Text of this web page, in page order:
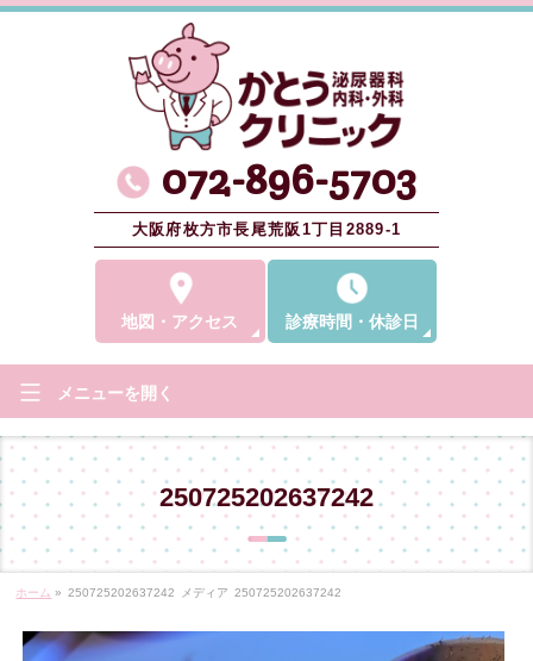
072-896-5703
大阪府枚方市長尾荒阪1丁目2889-1
地図 ・ アクセス 診療時間 ・休診日
メニューを開く
250725202637242
ホーム » 250725202637242 メディア 250725202637242